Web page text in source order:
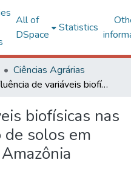
All of
DSpace
Statistics
Ciências Agrárias
Influência de variáveis biofísicas nas taxas de respiração de solos em floresta tropical da Amazônia Oriental
biofísicas nas
de solos em